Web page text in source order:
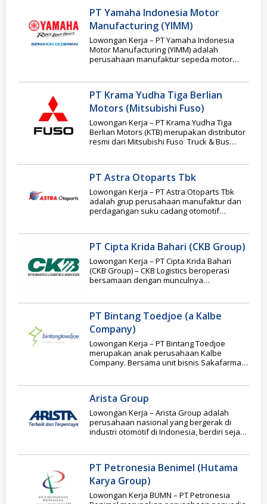
PT Yamaha Indonesia Motor
Manufacturing (YIMM)
Lowongan Kerja – PT Yamaha Indonesia
Motor Manufacturing (YIMM) adalah
perusahaan manufaktur sepeda motor
PT Krama Yudha Tiga Berlian
Motors (Mitsubishi Fuso)
Lowongan Kerja – PT Krama Yudha Tiga
Berlian Motors (KTB) merupakan distributor
resmi dari Mitsubishi Fuso Truck & Bus
PT Astra Otoparts Tbk
Lowongan Kerja – PT Astra Otoparts Tbk
adalah grup perusahaan manufaktur dan
perdagangan suku cadang otomotif
PT Cipta Krida Bahari (CKB Group)
Lowongan Kerja – PT Cipta Krida Bahari
(CKB Group) – CKB Logistics beroperasi
bersamaan dengan munculnya
PT Bintang Toedjoe (a Kalbe
Company)
Lowongan Kerja – PT Bintang Toedjoe
merupakan anak perusahaan Kalbe
Company. Bersama unit bisnis Sakafarma
Arista Group
Lowongan Kerja – Arista Group adalah
perusahaan nasional yang bergerak di
industri otomotif di Indonesia, berdiri sejak
PT Petronesia Benimel (Hutama
Karya Group)
Lowongan Kerja BUMN – PT Petronesia